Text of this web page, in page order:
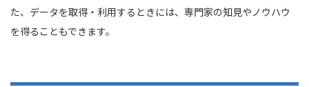
た、データを取得・利用するときには、専門家の知見やノウハウ
を得ることもできます。